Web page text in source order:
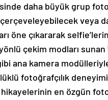
daha büyük grup
çerçeveleyebilecek veya
öne çıkararak
çekim modları sunan
ana kamera
fotoğrafçılık
hikayelerinin en özgün